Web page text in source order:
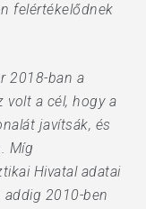
felértékelődnek
2018-ban a
volt a cél, hogy a
javítsák, és
Míg
Hivatal adatai
2010-ben